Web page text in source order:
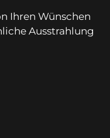
Ihren Wünschen
Ausstrahlung